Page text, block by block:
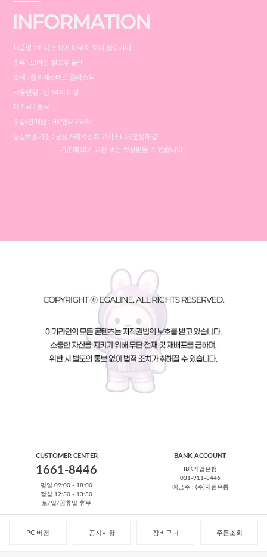
CUSTOMER CENTER
1661-8446
평일 09:00 - 18:00
점심 12:30 - 13:30
토/일/공휴일 휴무
BANK ACCOUNT
IBK기업은행
031-911-8446
예금주 : (주)지원유통
PC 버전 공지사항 장바구니 주문조회